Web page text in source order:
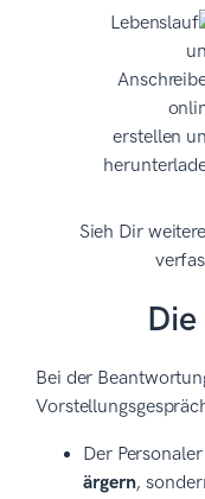
Sieh Dir weitere
Bei der
Der
ärgern,